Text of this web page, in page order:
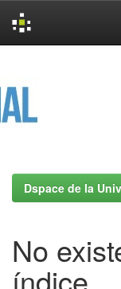
Dspace de la
No
índice